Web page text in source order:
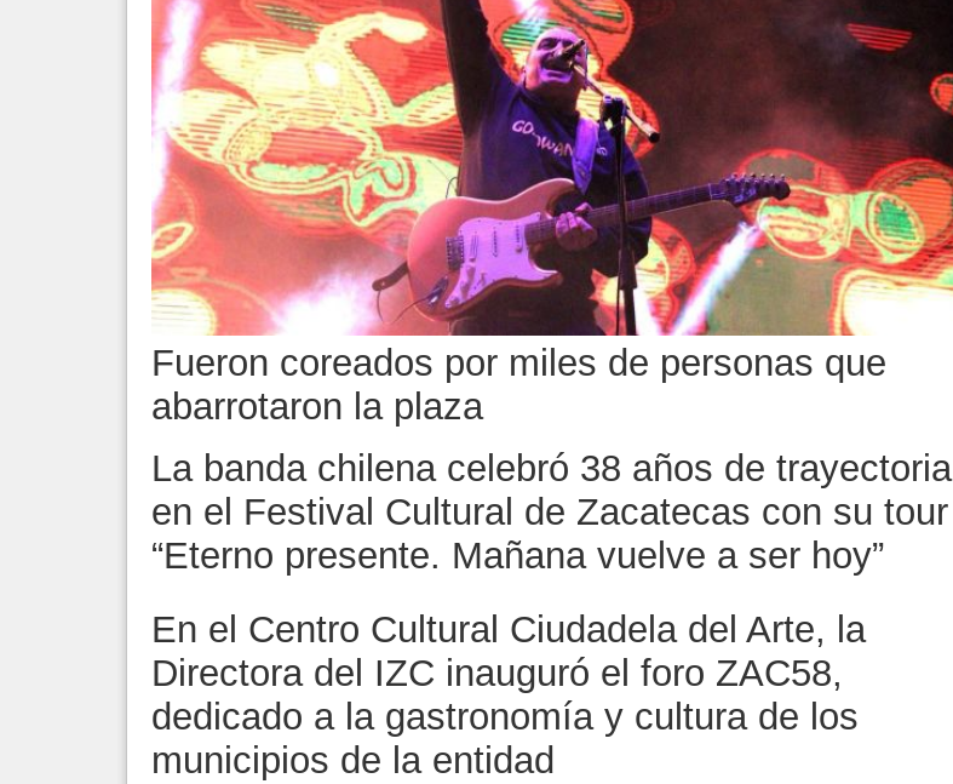
Fueron coreados por miles de personas que
abarrotaron la plaza
La banda chilena celebró 38 años de trayectoria
en el Festival Cultural de Zacatecas con su tour
“Eterno presente. Mañana vuelve a ser hoy”
En el Centro Cultural Ciudadela del Arte, la
Directora del IZC inauguró el foro ZAC58,
dedicado a la gastronomía y cultura de los
municipios de la entidad